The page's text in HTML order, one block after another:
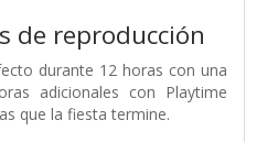
de reproducción
durante 12 horas con una
adicionales con Playtime
que la fiesta termine.